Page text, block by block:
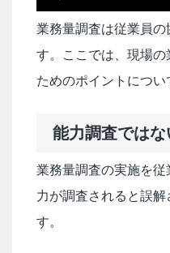
業務量調査は従業員の
す。ここでは、現場
ためのポイントについ
能力調査では
業務量調査の実施を
力が調査されると誤
す。